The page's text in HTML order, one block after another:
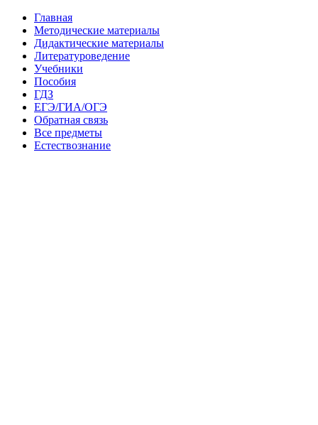
Главная
Методические материалы
Дидактические материалы
Литературоведение
Учебники
Пособия
ГДЗ
ЕГЭ/ГИА/ОГЭ
Обратная связь
Все предметы
Естествознание